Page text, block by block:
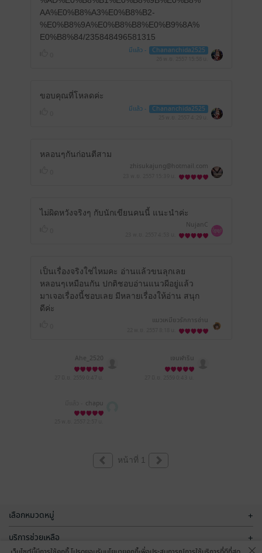
AA%E0%B8%A3%E0%B8%B2-
%E0%B8%9A%E0%B8%B8%E0%B9%8A%
E0%B8%84/235848496581315
มีแล้ว - Chananchida2525
ขอบคุณที่โหลดค่ะ
มีแล้ว - Chananchida2525
หลอนๆกันก่อนตีสาม
zhisukajung@hotmail.com
ไม่ผิดหวังจริงๆ กับนักเขียนคนนี้ แนะนำค่ะ
NujanC
เป็นเรื่องจริงใช่ไหมคะ อ่านแล้วขนลุกเลย
หลอนๆเหมือนกัน ปกติชอบอ่านแนวผีอยู่แล้ว
มาเจอเรื่องนี้ชอบเลย มีหลายเรื่องให้อ่าน สนุก
ดีค่ะ
แมวเหมียวรักการอ่าน
Ahe_2520 เจนฬาริน
chapu
หน้าที่ 1
เลือกหมวดหมู่ +
บริการช่วยเหลือ +